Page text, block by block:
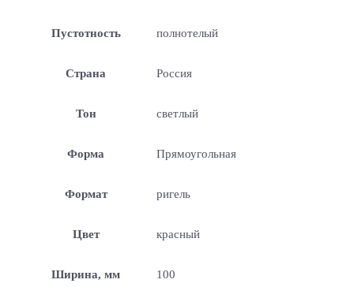
Пустотность полнотелый
Страна Россия
Тон светлый
Форма Прямоугольная
Формат ригель
Цвет красный
Ширина, мм 100